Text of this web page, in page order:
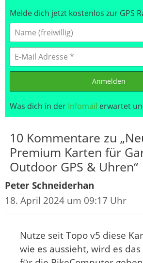
Melde dich jetzt kostenlos zur GPS
Anmelden
Was dich in der Infomail erwartet
10 Kommentare zu
Premium Karten für
Outdoor GPS & Uhren“
Peter Schneiderhan
18. April 2024 um 09:17 Uhr
Nutze seit Topo v5 diese
wie es aussieht, wird es